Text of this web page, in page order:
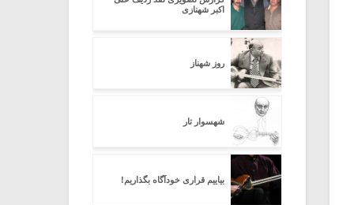
اکبر شهنازی
روز شهناز
شهسوار تار
بیاییم قراری خودآگاه بگذاریم!